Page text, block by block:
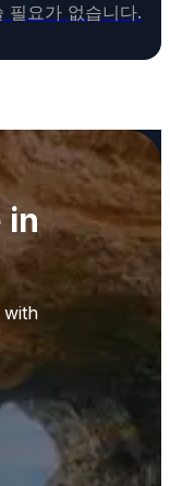
필요가 없습니다.
in
with